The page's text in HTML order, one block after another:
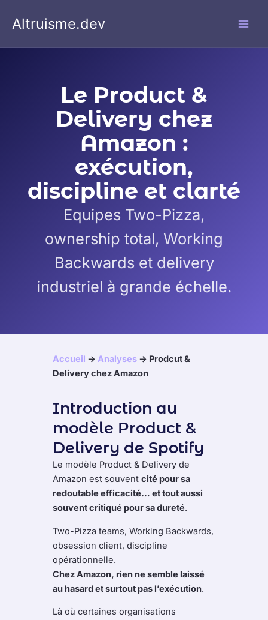
Altruisme.dev
Le Product &
Delivery chez
Amazon :
exécution,
discipline et clarté
Equipes Two-Pizza,
ownership total, Working
Backwards et delivery
industriel à grande échelle.
Accueil -> Analyses-> Prodcut &
Delivery chez Amazon
Introduction au
modèle Product &
Delivery de Spotify
Le modèle Product & Delivery de
Amazon est souvent cité pour sa
redoutable efficacité… et tout aussi
souvent critiqué pour sa dureté.
Two-Pizza teams, Working Backwards,
obsession client, discipline
opérationnelle.
Chez Amazon, rien ne semble laissé
au hasard et surtout pas l’exécution.
Là où certaines organisations